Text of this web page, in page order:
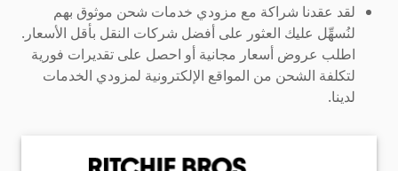
لقد عقدنا شراكة مع مزودي خدمات شحن موثوق بهم
لنُسهِّل عليك العثور على أفضل شركات النقل بأقل الأسعار.
اطلب عروض أسعار مجانية أو احصل على تقديرات فورية
لتكلفة الشحن من المواقع الإلكترونية لمزودي الخدمات
لدينا.